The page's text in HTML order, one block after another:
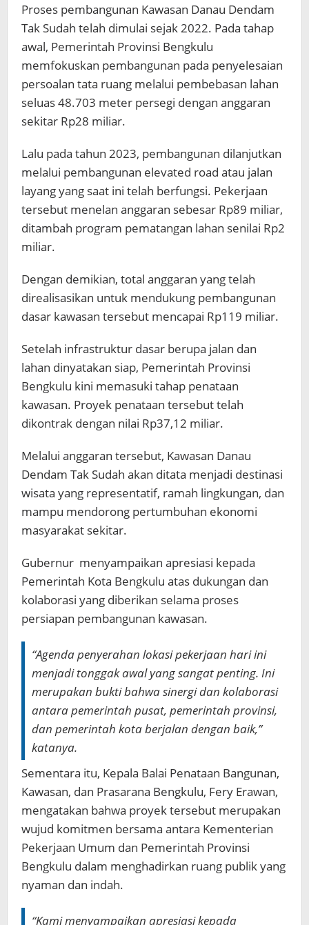
Proses pembangunan Kawasan Danau Dendam
Tak Sudah telah dimulai sejak 2022. Pada tahap
awal, Pemerintah Provinsi Bengkulu
memfokuskan pembangunan pada penyelesaian
persoalan tata ruang melalui pembebasan lahan
seluas 48.703 meter persegi dengan anggaran
sekitar Rp28 miliar.
Lalu pada tahun 2023, pembangunan dilanjutkan
melalui pembangunan elevated road atau jalan
layang yang saat ini telah berfungsi. Pekerjaan
tersebut menelan anggaran sebesar Rp89 miliar,
ditambah program pematangan lahan senilai Rp2
miliar.
Dengan demikian, total anggaran yang telah
direalisasikan untuk mendukung pembangunan
dasar kawasan tersebut mencapai Rp119 miliar.
Setelah infrastruktur dasar berupa jalan dan
lahan dinyatakan siap, Pemerintah Provinsi
Bengkulu kini memasuki tahap penataan
kawasan. Proyek penataan tersebut telah
dikontrak dengan nilai Rp37,12 miliar.
Melalui anggaran tersebut, Kawasan Danau
Dendam Tak Sudah akan ditata menjadi destinasi
wisata yang representatif, ramah lingkungan, dan
mampu mendorong pertumbuhan ekonomi
masyarakat sekitar.
Gubernur menyampaikan apresiasi kepada
Pemerintah Kota Bengkulu atas dukungan dan
kolaborasi yang diberikan selama proses
persiapan pembangunan kawasan.
“Agenda penyerahan lokasi pekerjaan hari ini
menjadi tonggak awal yang sangat penting. Ini
merupakan bukti bahwa sinergi dan kolaborasi
antara pemerintah pusat, pemerintah provinsi,
dan pemerintah kota berjalan dengan baik,”
katanya.
Sementara itu, Kepala Balai Penataan Bangunan,
Kawasan, dan Prasarana Bengkulu, Fery Erawan,
mengatakan bahwa proyek tersebut merupakan
wujud komitmen bersama antara Kementerian
Pekerjaan Umum dan Pemerintah Provinsi
Bengkulu dalam menghadirkan ruang publik yang
nyaman dan indah.
“Kami menyampaikan apresiasi kepada